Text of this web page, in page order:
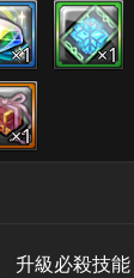
×1 ×1
×1
升級必殺技能